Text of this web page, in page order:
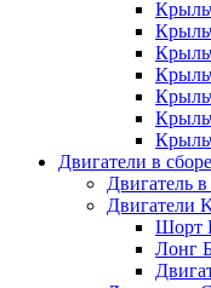
Двигатели в сборе
Двигатель
Двигатели
Шорт
Лонг